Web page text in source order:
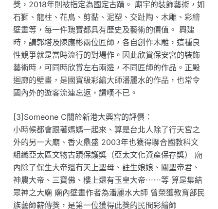
獎，2018年則被指定為國定古蹟。 廟宇的裝飾藝術，如
石獅、龍柱、花鳥、剪黏、泥塑、交趾陶、木雕、彩繪
壁畫等，每一件瑰寶都具有歷史及藝術的價值。 興建
時，請郭塔及陳應彬兩位匠師，各自創作木雕，這種良
性競爭就是當時流行的對場作。因此欣賞保安宮的裝飾
藝術時，可同時欣賞左右兩邊，不同匠師的作品。正殿
迴廊的壁畫，是國寶級彩繪大師潘麗水的作品，也常令
國內外的遊客流連忘返，讚嘆不已。
[3]Someone C關於新港大興宮的評價：
小時候都會跟著媽媽一起來、算是台北人除了行天宮之
外的另一大廟、香火鼎盛 2003年也獲得聯合國教科文
組織亞太區文物古蹟保護獎（亞太文化資產保存獎） 廟
內除了保生大帝還有天上聖母、註生娘娘、關聖帝君、
神農大帝、三寶佛、樓上還有玉皇大帝⋯⋯等 算是集結
眾神之大廟 廟內壁畫作者為潘麗水大師 曾榮獲教育部民
族藝師薪傳獎，是第一位獲得此獎的民間彩繪師